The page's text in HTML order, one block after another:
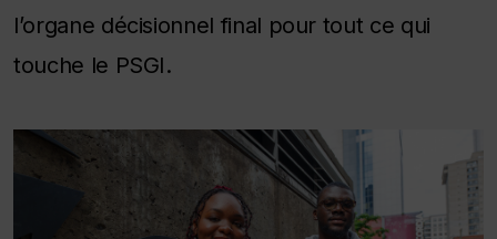
l’organe décisionnel final pour tout ce qui
touche le PSGI.